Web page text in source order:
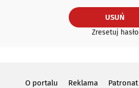
USUŃ
Zresetuj hasło
O portalu Reklama Patronat